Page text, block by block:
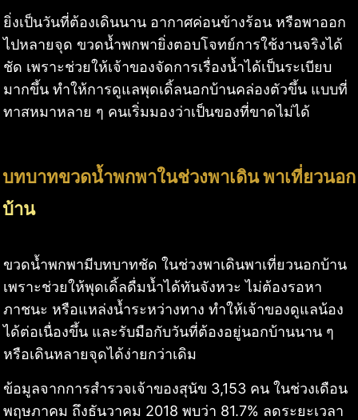
ยิ่งเป็นวันที่ต้องเดินนาน อากาศค่อนข้างร้อน หรือพาออก
ไปหลายจุด ขวดน้ำพกพายิ่งตอบโจทย์การใช้งานจริงได้
ชัด เพราะช่วยให้เจ้าของจัดการเรื่องน้ำได้เป็นระเบียบ
มากขึ้น ทำให้การดูแลพุดเดิ้ลนอกบ้านคล่องตัวขึ้น แบบที่
ทาสหมาหลาย ๆ คนเริ่มมองว่าเป็นของที่ขาดไม่ได้
บทบาทขวดน้ำพกพาในช่วงพาเดิน พาเที่ยวนอก
บ้าน
ขวดน้ำพกพามีบทบาทชัด ในช่วงพาเดินพาเที่ยวนอกบ้าน
เพราะช่วยให้พุดเดิ้ลดื่มน้ำได้ทันจังหวะ ไม่ต้องรอหา
ภาชนะ หรือแหล่งน้ำระหว่างทาง ทำให้เจ้าของดูแลน้อง
ได้ต่อเนื่องขึ้น และรับมือกับวันที่ต้องอยู่นอกบ้านนาน ๆ
หรือเดินหลายจุดได้ง่ายกว่าเดิม
ข้อมูลจากการสำรวจเจ้าของสุนัข 3,153 คน ในช่วงเดือน
พฤษภาคม ถึงธันวาคม 2018 พบว่า 81.7% ลดระยะเวลา